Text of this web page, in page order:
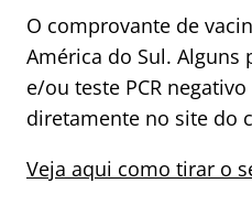
O comprovante de
América do Sul. Alguns
e/ou teste PCR
diretamente no site do
Veja aqui como tirar o